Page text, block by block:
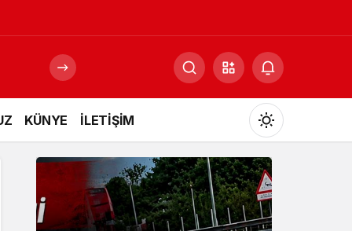
KÜNYE İLETİŞİM
Mod
değiştir